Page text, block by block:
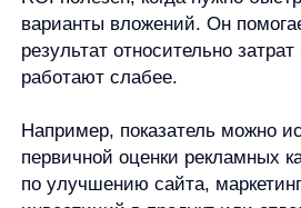
FAQ
Что означает ROI?
на инвестиции или окупаемость
Показатель показывает, как
соотносится с затратами.
Как рассчитать ROI?